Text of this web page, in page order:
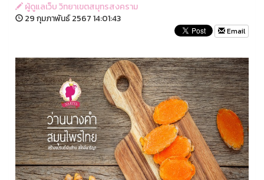
ผู้ดูแลเว็บ วิทยาเขตสมุทรสงคราม
29 กุมภาพันธ์ 2567 14:01:43
Email